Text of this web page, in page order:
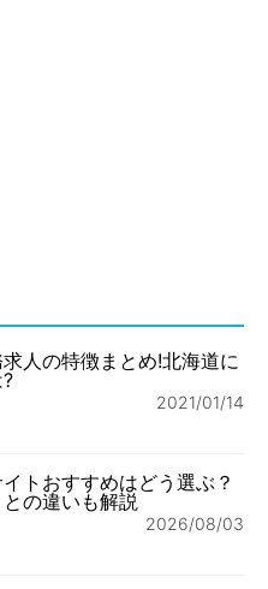
人の特徴まとめ!北海道に
2021/01/14
トおすすめはどう選ぶ？
の違いも解説
2026/08/03